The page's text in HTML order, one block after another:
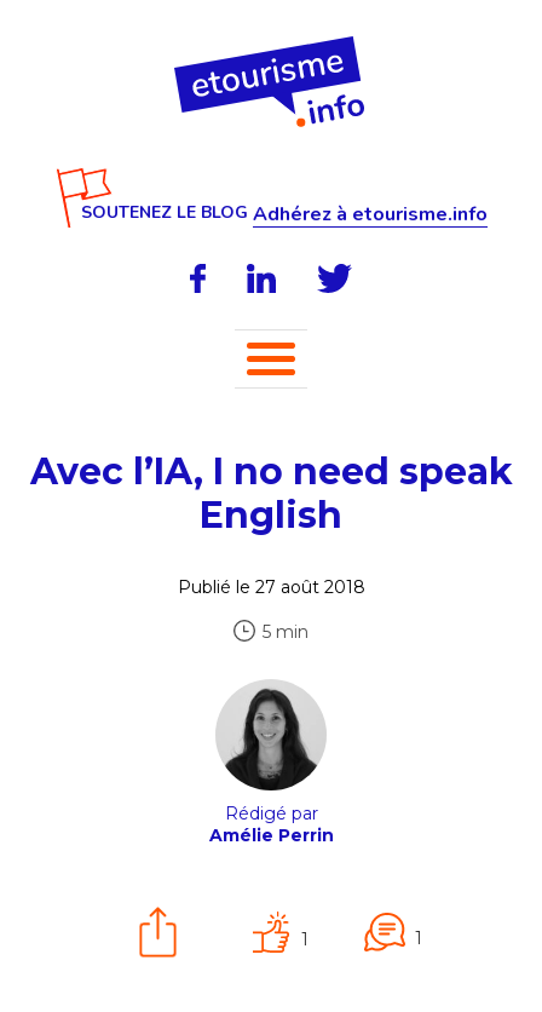
SOUTENEZ LE BLOG Adhérez à etourisme.info
Avec l’IA, I no need speak
English
Publié le 27 août 2018
5 min
Rédigé par
Amélie Perrin
1 1